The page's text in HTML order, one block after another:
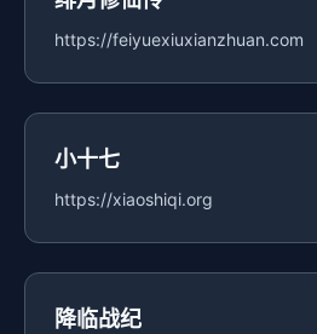
https://feiyuexiuxianzhuan.com
小十七
https://xiaoshiqi.org
降临战纪